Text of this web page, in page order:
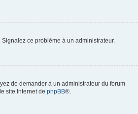
ce problème à un administrateur.
de demander à un administrateur du forum
site Internet de phpBB®.